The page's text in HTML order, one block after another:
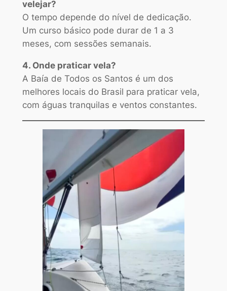
velejar?
O tempo depende do nível de dedicação.
Um curso básico pode durar de 1 a 3
meses, com sessões semanais.
4. Onde praticar vela?
A Baía de Todos os Santos é um dos
melhores locais do Brasil para praticar vela,
com águas tranquilas e ventos constantes.